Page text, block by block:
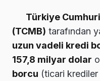
Türkiye
(TCMB) tarafından
uzun vadeli kredi
157,8 milyar dolar
borcu (ticari krediler